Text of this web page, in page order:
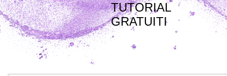
TUTORIAL
GRATUITI